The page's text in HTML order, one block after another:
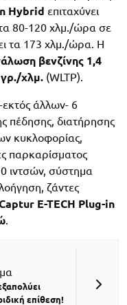
Hybrid επιταχύνει
80-120 χλμ./ώρα σε
τα 173 χλμ./ώρα. Η
βενζίνης 1,4
χλμ. (WLTP).
εκτός άλλων- 6
πέδησης, διατήρησης
κυκλοφορίας,
παρκαρίσματος
ιντσών, σύστημα
ζάντες
E-TECH Plug-in
.
επίθεση!